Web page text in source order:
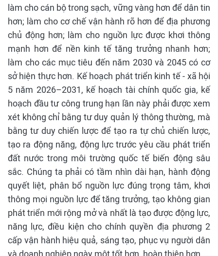
làm cho cán bộ trong sạch, vững vàng hơn để dân tin
hơn; làm cho cơ chế vận hành rõ hơn để địa phương
chủ động hơn; làm cho nguồn lực được khơi thông
mạnh hơn để nền kinh tế tăng trưởng nhanh hơn;
làm cho các mục tiêu đến năm 2030 và 2045 có cơ
sở hiện thực hơn. Kế hoạch phát triển kinh tế - xã hội
5 năm 2026–2031, kế hoạch tài chính quốc gia, kế
hoạch đầu tư công trung hạn lần này phải được xem
xét không chỉ bằng tư duy quản lý thông thường, mà
bằng tư duy chiến lược để tạo ra tự chủ chiến lược,
tạo ra động năng, động lực trước yêu cầu phát triển
đất nước trong môi trường quốc tế biến động sâu
sắc. Chúng ta phải có tầm nhìn dài hạn, hành động
quyết liệt, phân bổ nguồn lực đúng trọng tâm, khơi
thông mọi nguồn lực để tăng trưởng, tạo không gian
phát triển mới rộng mở và nhất là tạo được động lực,
năng lực, điều kiện cho chính quyền địa phương 2
cấp vận hành hiệu quả, sáng tạo, phục vụ người dân
và doanh nghiệp ngày một tốt hơn, hoàn thiện hơn.